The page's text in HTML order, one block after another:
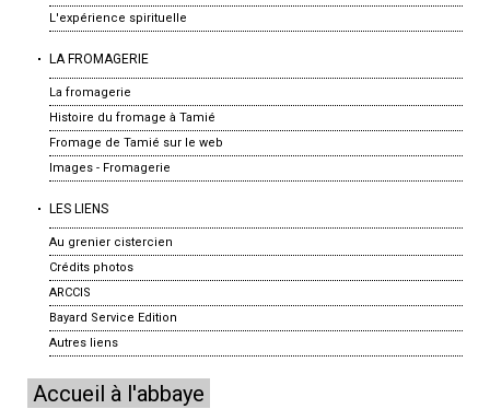
L'expérience spirituelle
LA FROMAGERIE
La fromagerie
Histoire du fromage à Tamié
Fromage de Tamié sur le web
Images - Fromagerie
LES LIENS
Au grenier cistercien
Crédits photos
ARCCIS
Bayard Service Edition
Autres liens
Accueil à l'abbaye